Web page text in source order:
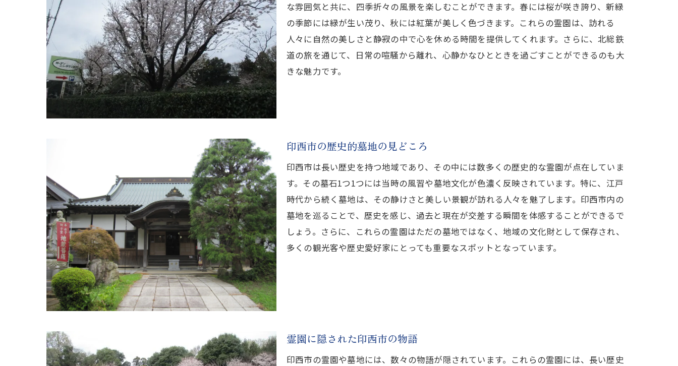
な雰囲気と共に、四季折々の風景を楽しむことができます。春には桜が咲き誇り、新緑
の季節には緑が生い茂り、秋には紅葉が美しく色づきます。これらの霊園は、訪れる
人々に自然の美しさと静寂の中で心を休める時間を提供してくれます。さらに、北総鉄
道の旅を通じて、日常の喧騒から離れ、心静かなひとときを過ごすことができるのも大
きな魅力です。
印西市の歴史的墓地の見どころ
印西市は長い歴史を持つ地域であり、その中には数多くの歴史的な霊園が点在していま
す。その墓石1つ1つには当時の風習や墓地文化が色濃く反映されています。特に、江戸
時代から続く墓地は、その静けさと美しい景観が訪れる人々を魅了します。印西市内の
墓地を巡ることで、歴史を感じ、過去と現在が交差する瞬間を体感することができるで
しょう。さらに、これらの霊園はただの墓地ではなく、地域の文化財として保存され、
多くの観光客や歴史愛好家にとっても重要なスポットとなっています。
霊園に隠された印西市の物語
印西市の霊園や墓地には、数々の物語が隠されています。これらの霊園には、長い歴史